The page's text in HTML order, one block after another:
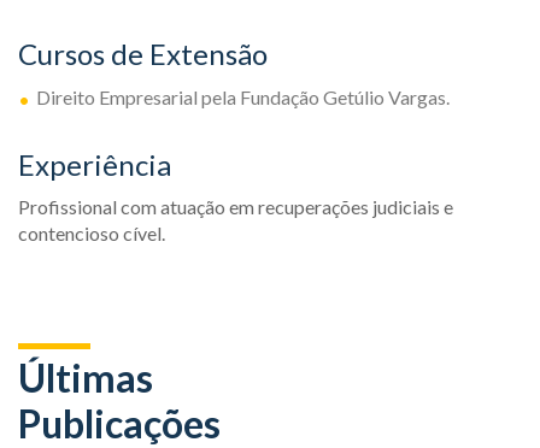
Cursos de Extensão
Direito Empresarial pela Fundação Getúlio Vargas.
Experiência
Profissional com atuação em recuperações judiciais e
contencioso cível.
Últimas
Publicações